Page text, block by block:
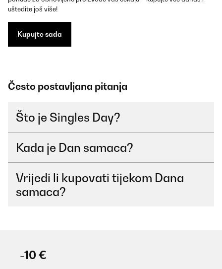
uštedite još više!
Kupujte sada
Često postavljana pitanja
Što je Singles Day?
Kada je Dan samaca?
Vrijedi li kupovati tijekom Dana
samaca?
-10 €